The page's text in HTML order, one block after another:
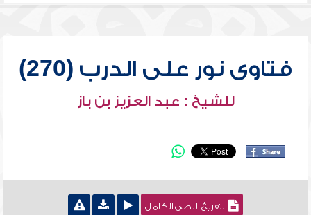
فتاوى نور على الدرب (270)
للشيخ : عبد العزيز بن باز
التفريغ النصي الكامل